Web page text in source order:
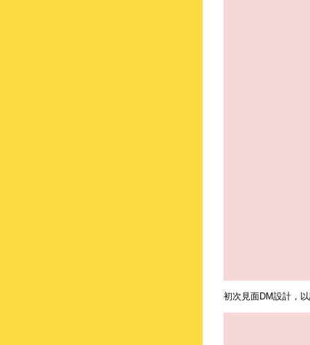
初次見面DM設計，